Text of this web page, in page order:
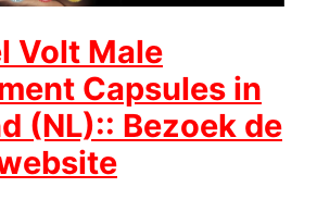
Volt Male
Capsules in
(NL):: Bezoek de